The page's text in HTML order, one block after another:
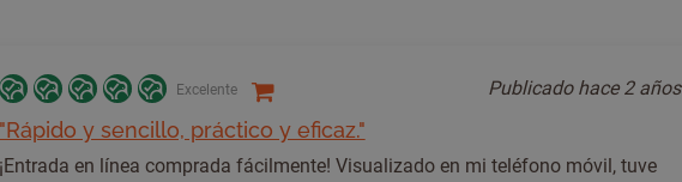
Excelente Publicado hace 2 años
"Rápido y sencillo, práctico y eficaz."
¡Entrada en línea comprada fácilmente! Visualizado en mi teléfono móvil, tuve